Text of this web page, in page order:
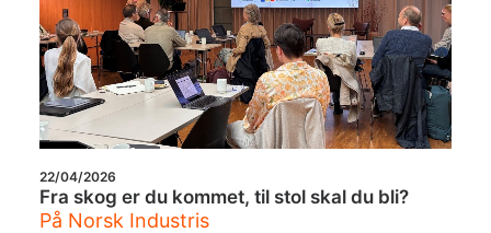
22/04/2026
Fra skog er du kommet, til stol skal du bli?
På Norsk Industris